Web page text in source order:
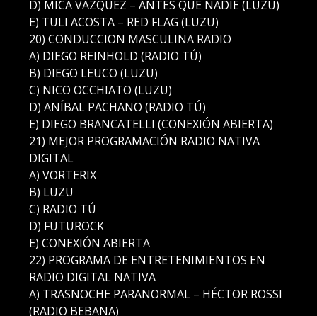
D) MICA VAZQUEZ – ANTES QUE NADIE (LUZU)
E) TULI ACOSTA – RED FLAG (LUZU)
20) CONDUCCION MASCULINA RADIO
A) DIEGO REINHOLD (RADIO TÚ)
B) DIEGO LEUCO (LUZU)
C) NICO OCCHIATO (LUZU)
D) ANÍBAL PACHANO (RADIO TÚ)
E) DIEGO BRANCATELLI (CONEXIÓN ABIERTA)
21) MEJOR PROGRAMACIÓN RADIO NATIVA
DIGITAL
A) VORTERIX
B) LUZU
C) RADIO TÚ
D) FUTUROCK
E) CONEXIÓN ABIERTA
22) PROGRAMA DE ENTRETENIMIENTOS EN
RADIO DIGITAL NATIVA
A) TRASNOCHE PARANORMAL – HÉCTOR ROSSI
(RADIO BEBANA)